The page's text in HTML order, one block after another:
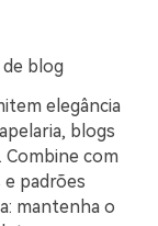
de blog
elegância
blogs
Combine com
padrões
mantenha o